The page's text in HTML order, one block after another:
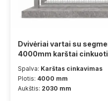
Dvivėriai vartai su
4000mm karštai cinkuoti
Spalva: Karštas cinkavimas
Plotis: 4000 mm
Aukštis: 2030 mm